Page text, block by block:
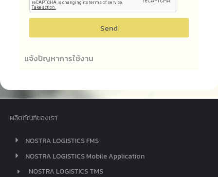
Send
แจ้งปัญหาการใช้งาน
ผลิตภัณฑ์ของเรา
NOSTRA LOGISTICS FMS
NOSTRA LOGISTICS Mobile Application
NOSTRA LOGISTICS TMS